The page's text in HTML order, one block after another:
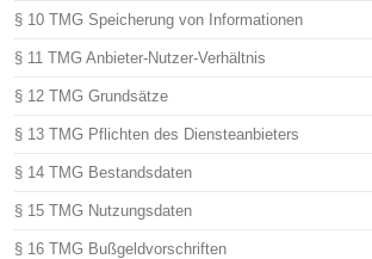
§ 10 TMG Speicherung von Informationen
§ 11 TMG Anbieter-Nutzer-Verhältnis
§ 12 TMG Grundsätze
§ 13 TMG Pflichten des Diensteanbieters
§ 14 TMG Bestandsdaten
§ 15 TMG Nutzungsdaten
§ 16 TMG Bußgeldvorschriften